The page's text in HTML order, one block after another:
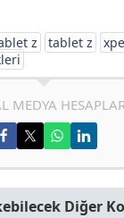
z tablet z
MEDYA
Diğer